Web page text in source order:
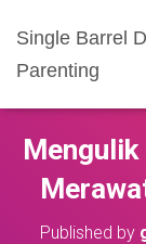
Single Barrel
Parenting
Mengulik
Published by